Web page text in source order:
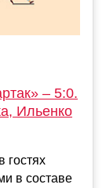
– 5:0.
Ильенко
гостях
в составе